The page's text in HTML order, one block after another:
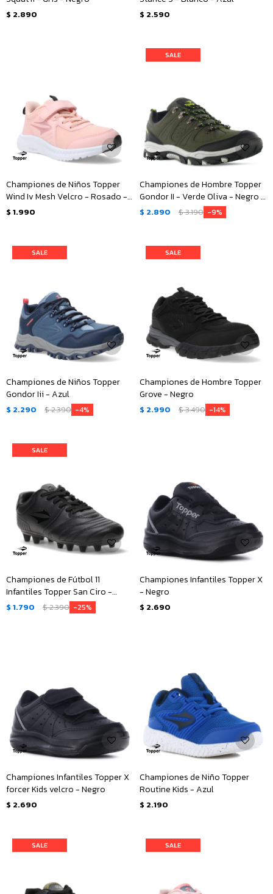
$ 2.890 $ 2.590
Championes de Niños Topper
Wind Iv Mesh Velcro - Rosado -
Negro
$ 1.990
Championes de Hombre Topper
Gondor II - Verde Oliva - Negro -
Verde
$ 2.890 $3.190 9
Championes de Niños Topper
Gondor Iii - Azul
$ 2.290 $2.390 4
Championes de Hombre Topper
Grove - Negro
$ 2.990 $3.490 14
Championes de Fútbol 11
Infantiles Topper San Ciro -
Negro
$ 1.790 $2.390 25
Championes Infantiles Topper X
- Negro
$ 2.690
Championes Infantiles Topper X
forcer Kids velcro - Negro
$ 2.690
Championes de Niño Topper
Routine Kids - Azul
$ 2.190